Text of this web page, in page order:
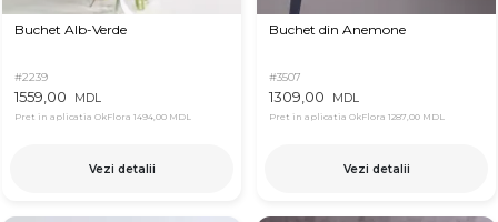
Buchet Alb-Verde
#2239
1559,00 MDL
Pret in aplicatia OkFlora 1494,00 MDL
Vezi detalii
Buchet din Anemone
#3507
1309,00 MDL
Pret in aplicatia OkFlora 1287,00 MDL
Vezi detalii